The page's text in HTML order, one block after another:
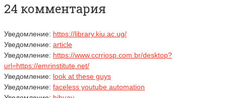
24 комментария
Уведомление: https://library.kiu.ac.ug/
Уведомление: article
Уведомление: https://www.ccrriosp.com.br/desktop?
url=https://emrinstitute.net/
Уведомление: look at these guys
Уведомление: faceless youtube automation